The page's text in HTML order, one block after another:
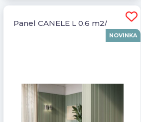
Panel CANELÉ L 0,6 m2/
NOVINKA